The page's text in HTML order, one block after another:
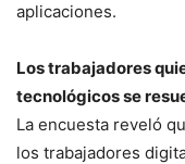
aplicaciones.
Los trabajadores
tecnológicos se
La encuesta reveló
los trabajadores